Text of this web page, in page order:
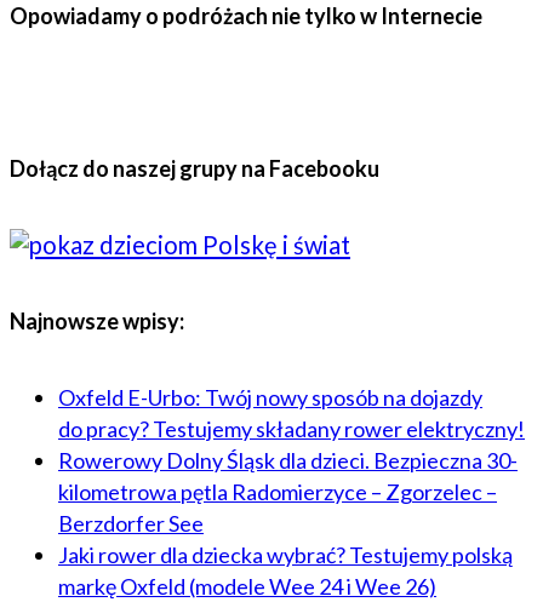
Opowiadamy o podróżach nie tylko w Internecie
Dołącz do naszej grupy na Facebooku
Najnowsze wpisy:
Oxfeld E-Urbo: Twój nowy sposób na dojazdy
do pracy? Testujemy składany rower elektryczny!
Rowerowy Dolny Śląsk dla dzieci. Bezpieczna 30-
kilometrowa pętla Radomierzyce – Zgorzelec –
Berzdorfer See
Jaki rower dla dziecka wybrać? Testujemy polską
markę Oxfeld (modele Wee 24 i Wee 26)